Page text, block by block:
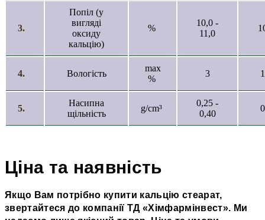
3.
Попіл (у
вигляді
оксиду
кальцію)
%
10,0 -
11,0
4. Вологість
max
%
3
5.
Насипна
щільність
g/cm³
0,25 -
0,40
Ціна та наявність
Якщо Вам потрібно купити кальцію стеарат,
звертайтеся до компанії ТД «Хімфармінвест». Ми